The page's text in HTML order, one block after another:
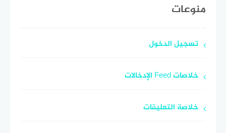
منوعات
تسجيل الدخول
خلاصات Feed الإدخالات
خلاصة التعليقات